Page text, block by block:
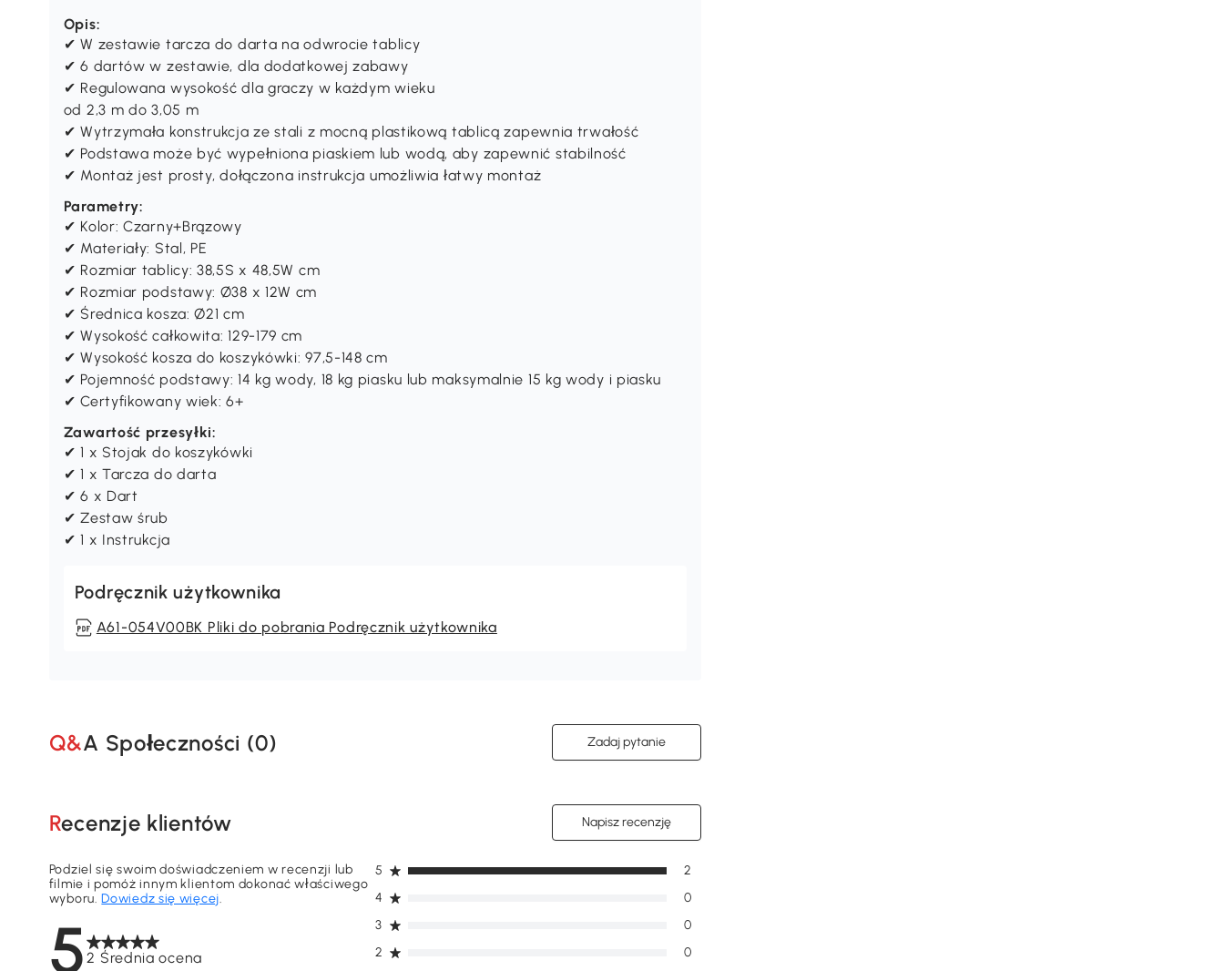
Opis:
✔ W zestawie tarcza do darta na odwrocie tablicy
✔ 6 dartów w zestawie, dla dodatkowej zabawy
✔ Regulowana wysokość dla graczy w każdym wieku
od 2,3 m do 3,05 m
✔ Wytrzymała konstrukcja ze stali z mocną plastikową tablicą zapewnia trwałość
✔ Podstawa może być wypełniona piaskiem lub wodą, aby zapewnić stabilność
✔ Montaż jest prosty, dołączona instrukcja umożliwia łatwy montaż
Parametry:
✔ Kolor: Czarny+Brązowy
✔ Materiały: Stal, PE
✔ Rozmiar tablicy: 38,5S x 48,5W cm
✔ Rozmiar podstawy: Ø38 x 12W cm
✔ Średnica kosza: Ø21 cm
✔ Wysokość całkowita: 129-179 cm
✔ Wysokość kosza do koszykówki: 97,5-148 cm
✔ Pojemność podstawy: 14 kg wody, 18 kg piasku lub maksymalnie 15 kg wody i piasku
✔ Certyfikowany wiek: 6+
Zawartość przesyłki:
✔ 1 x Stojak do koszykówki
✔ 1 x Tarcza do darta
✔ 6 x Dart
✔ Zestaw śrub
✔ 1 x Instrukcja
Podręcznik użytkownika
A61-054V00BK Pliki do pobrania Podręcznik użytkownika
Q&A Społeczności (0) Zadaj pytanie
Recenzje klientów Napisz recenzję
52 Średnia ocena
Podziel się swoim doświadczeniem w recenzji lub
filmie i pomóż innym klientom dokonać właściwego
wyboru.Dowiedz się więcej.
2 0
3 0
4 0
5 2